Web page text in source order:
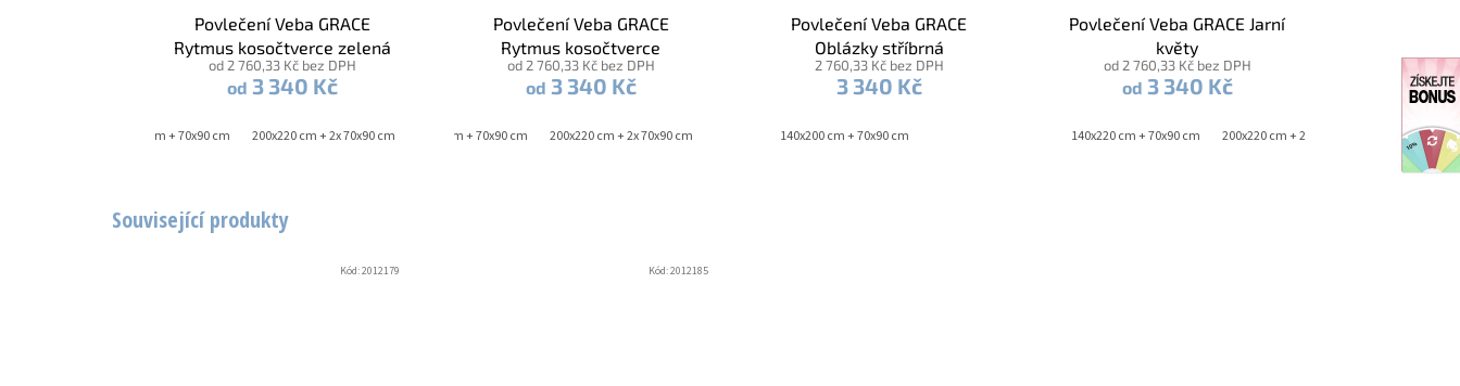
Související produkty
Kód:2012179 Kód:2012185
Povlečení Veba GRACE
Rytmus kosočtverce zelená
od 2 760,33 Kč bez DPH
od 3 340 Kč
140x200 cm + 70x90 cm 200x220 cm + 2x 70x90 cm
Povlečení Veba GRACE
Rytmus kosočtverce
zelenošedá
od 2 760,33 Kč bez DPH
od 3 340 Kč
140x200 cm + 70x90 cm 200x220 cm + 2x 70x90 cm
Povlečení Veba GRACE
Oblázky stříbrná
2 760,33 Kč bez DPH
3 340 Kč
140x200 cm + 70x90 cm
Povlečení Veba GRACE Jarní
květy
od 2 760,33 Kč bez DPH
od 3 340 Kč
140x220 cm + 70x90 cm 200x220 cm + 2x 70x90 cm